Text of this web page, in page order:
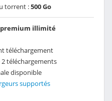
torrent :500 Go
illimité
téléchargement
téléchargements
disponible
supportés